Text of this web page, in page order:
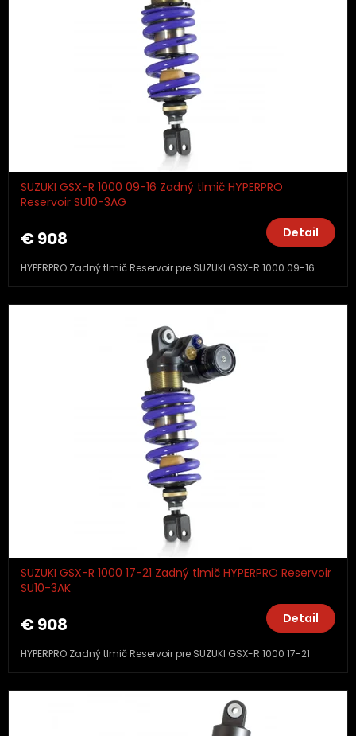
SUZUKI GSX-R 1000 09-16 Zadný tlmič HYPERPRO
Reservoir SU10-3AG
€ 908 Detail
HYPERPRO Zadný tlmič Reservoir pre SUZUKI GSX-R 1000 09-16
SUZUKI GSX-R 1000 17-21 Zadný tlmič HYPERPRO Reservoir
SU10-3AK
€ 908 Detail
HYPERPRO Zadný tlmič Reservoir pre SUZUKI GSX-R 1000 17-21